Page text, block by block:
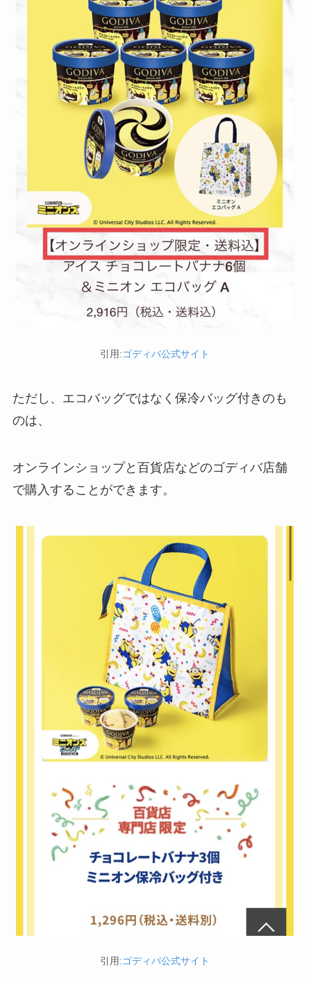
引用:ゴディバ公式サイト
ただし、エコバッグではなく保冷バッグ付きのも
のは、
オンラインショップと百貨店などのゴディバ店舗
で購入することができます。
引用:ゴディバ公式サイト